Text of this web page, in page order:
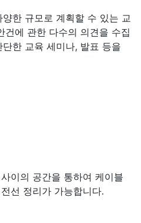
한 규모로 계획할 수 있는 교
건에 관한 다수의 의견을 수집
한 교육 세미나, 발표 등을
이의 공간을 통하여 케이블
선 정리가 가능합니다.